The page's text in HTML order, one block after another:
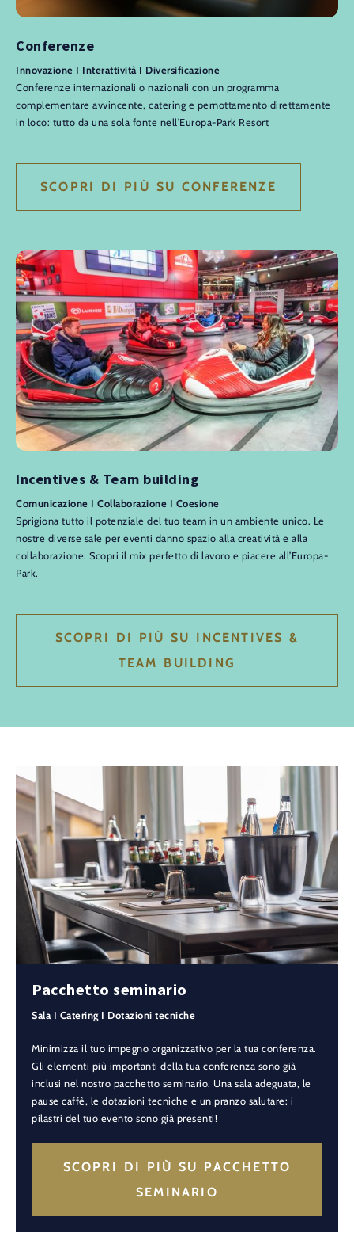
Conferenze
Innovazione I Interattività I Diversificazione
Conferenze internazionali o nazionali con un programma
complementare avvincente, catering e pernottamento direttamente
in loco: tutto da una sola fonte nell’Europa-Park Resort
SCOPRI DI PIÙ SU CONFERENZE
Incentives & Team building
Comunicazione I Collaborazione I Coesione
Sprigiona tutto il potenziale del tuo team in un ambiente unico. Le
nostre diverse sale per eventi danno spazio alla creatività e alla
collaborazione. Scopri il mix perfetto di lavoro e piacere all’Europa-
Park.
SCOPRI DI PIÙ SU INCENTIVES &
TEAM BUILDING
Pacchetto seminario
Sala I Catering I Dotazioni tecniche
Minimizza il tuo impegno organizzativo per la tua conferenza.
Gli elementi più importanti della tua conferenza sono già
inclusi nel nostro pacchetto seminario. Una sala adeguata, le
pause caffè, le dotazioni tecniche e un pranzo salutare: i
pilastri del tuo evento sono già presenti!
SCOPRI DI PIÙ SU PACCHETTO
SEMINARIO